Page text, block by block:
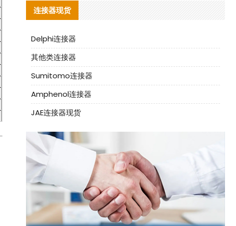
连接器现货
Delphi连接器
其他类连接器
Sumitomo连接器
Amphenol连接器
JAE连接器现货